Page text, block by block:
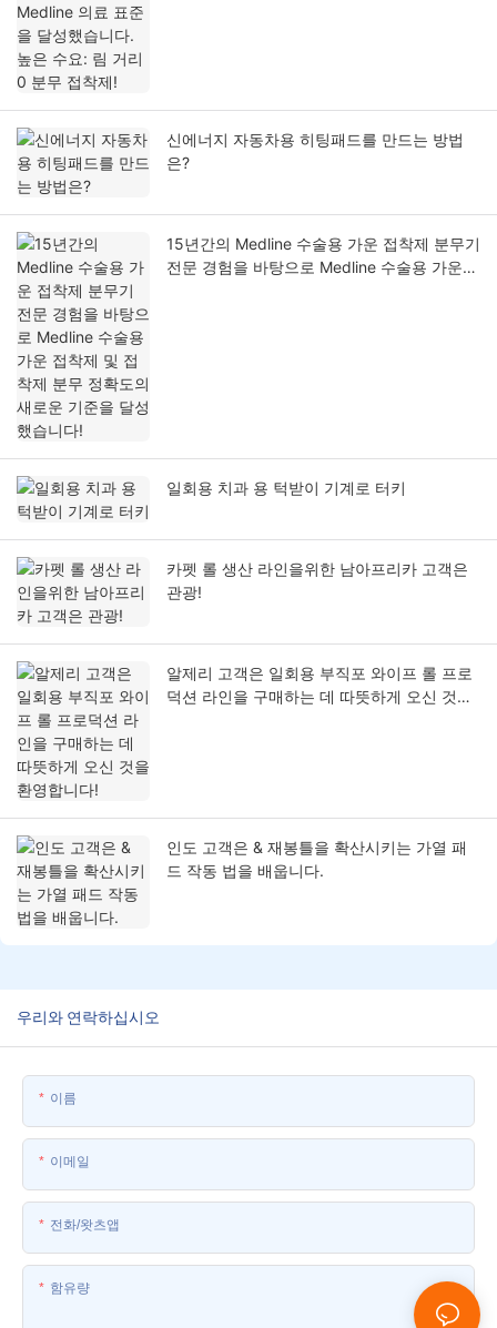
신에너지 자동차용 히팅패드를 만드는 방법
은?
15년간의 Medline 수술용 가운 접착제 분무기
전문 경험을 바탕으로 Medline 수술용 가운
일회용 치과 용 턱받이 기계로 터키
카펫 롤 생산 라인을위한 남아프리카 고객은
관광!
알제리 고객은 일회용 부직포 와이프 롤 프로
덕션 라인을 구매하는 데 따뜻하게 오신 것을
인도 고객은 & 재봉틀을 확산시키는 가열 패
드 작동 법을 배웁니다.
우리와 연락하십시오
이름
이메일
전화/왓츠앱
함유량